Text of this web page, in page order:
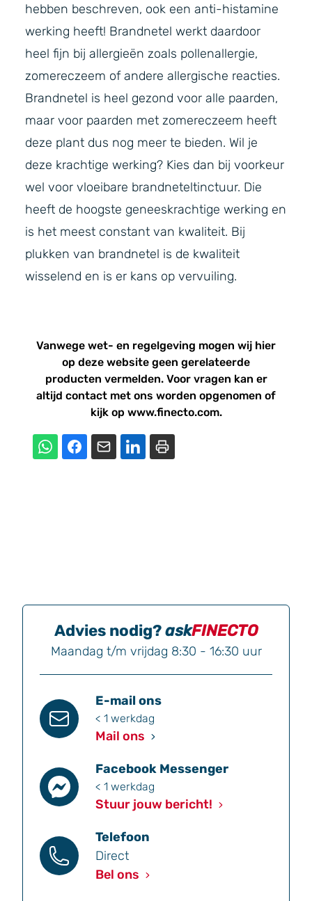
hebben beschreven, ook een anti-histamine
werking heeft! Brandnetel werkt daardoor
heel fijn bij allergieën zoals pollenallergie,
zomereczeem of andere allergische reacties.
Brandnetel is heel gezond voor alle paarden,
maar voor paarden met zomereczeem heeft
deze plant dus nog meer te bieden. Wil je
deze krachtige werking? Kies dan bij voorkeur
wel voor vloeibare brandneteltinctuur. Die
heeft de hoogste geneeskrachtige werking en
is het meest constant van kwaliteit. Bij
plukken van brandnetel is de kwaliteit
wisselend en is er kans op vervuiling.
Vanwege wet- en regelgeving mogen wij hier
op deze website geen gerelateerde
producten vermelden. Voor vragen kan er
altijd contact met ons worden opgenomen of
kijk op www.finecto.com.
Advies nodig?askFINECTO
Maandag t/m vrijdag 8:30 - 16:30 uur
E-mail ons
< 1 werkdag
Mail ons
Facebook Messenger
< 1 werkdag
Stuur jouw bericht!
Telefoon
Direct
Bel ons